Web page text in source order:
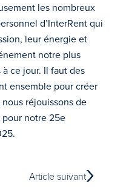
les nombreux
d’InterRent qui
leur énergie et
notre plus
ce jour. Il faut des
ensemble pour créer
réjouissons de
pour notre 25e
Article suivant